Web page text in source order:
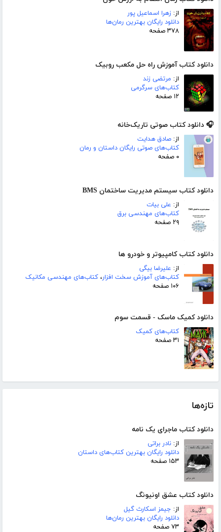
از: زهرا اسماعیل پور
دانلود رایگان بهترین رمان‌ها
۳۷۸ صفحه
دانلود کتاب آموزش راه حل مکعب روبیک
از: مرتضی زند
کتاب‌های سرگرمی
۱۲ صفحه
🎧 دانلود کتاب صوتی تاریک‌خانه
از: صادق هدایت
کتاب‌های صوتی رایگان داستان و رمان
۰ صفحه
دانلود کتاب سیستم مدیریت ساختمان BMS
از: علی بیات
کتاب‌های مهندسی برق
۲۹ صفحه
دانلود کتاب کامپیوتر و خودرو ها
از: علیرضا بیگی
کتاب‌های آموزش سخت افزار، کتاب‌های مهندسی مکانیک
۱۰۶ صفحه
دانلود کمیک ماسک - قسمت سوم
کتاب‌های کمیک
۳۱ صفحه
تازه‌ها
دانلود کتاب ماجرای یک نامه
از: نادر براتی
دانلود رایگان بهترین کتاب‌های داستان
۱۵۳ صفحه
دانلود کتاب عشق اونیونگ
از: جیمز اسکارث گیل
دانلود رایگان بهترین رمان‌ها
۷۳ صفحه